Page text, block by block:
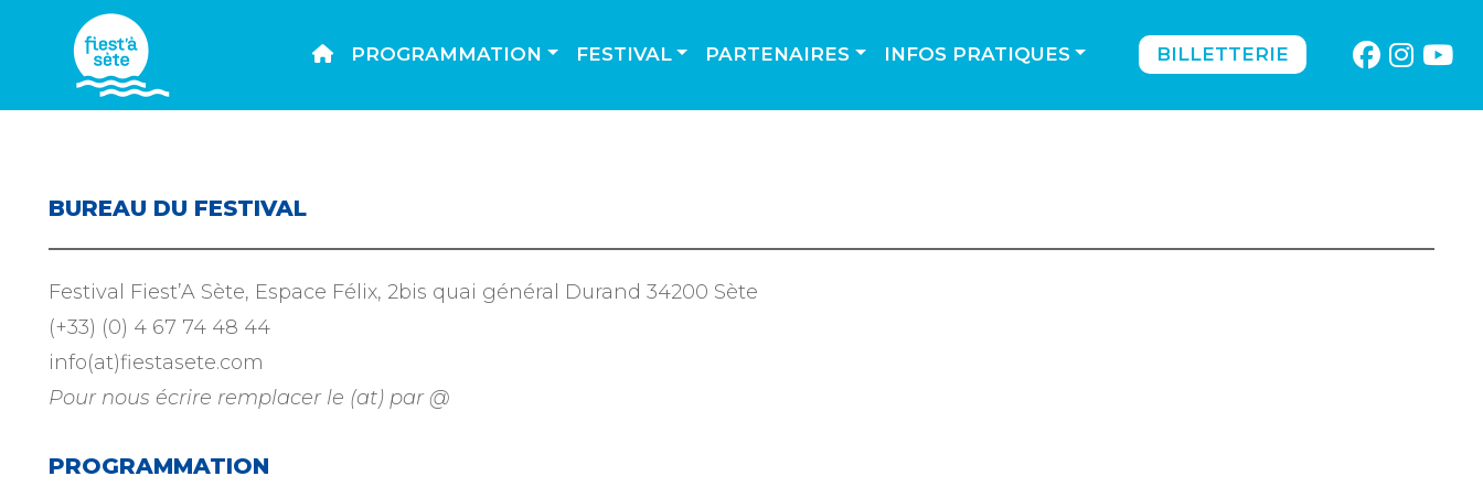
PROGRAMMATION FESTIVAL PARTENAIRES INFOS PRATIQUES BILLETTERIE
BUREAU DU FESTIVAL
Festival Fiest’A Sète, Espace Félix, 2bis quai général Durand 34200 Sète
(+33) (0) 4 67 74 48 44
info(at)fiestasete.com
Pour nous écrire remplacer le (at) par @
PROGRAMMATION